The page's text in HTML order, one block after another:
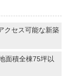
クセス可能な新築
面積全棟75坪以